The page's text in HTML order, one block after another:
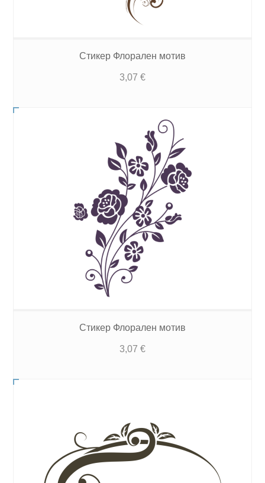
Стикер Флорален мотив
3,07 €
Стикер Флорален мотив
3,07 €